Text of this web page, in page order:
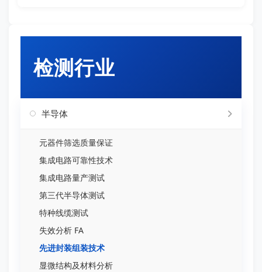
检测行业
半导体
元器件筛选质量保证
集成电路可靠性技术
集成电路量产测试
第三代半导体测试
特种线缆测试
失效分析 FA
先进封装组装技术
显微结构及材料分析